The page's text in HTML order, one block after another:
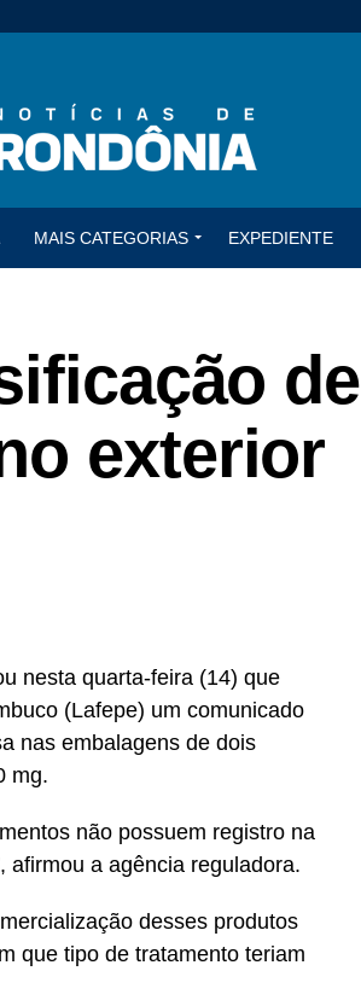
MAIS CATEGORIAS EXPEDIENTE
de
exterior
nesta quarta-feira (14) que
(Lafepe) um comunicado
nas embalagens de dois
mg.
não possuem registro na
afirmou a agência reguladora.
desses produtos
que tipo de tratamento teriam